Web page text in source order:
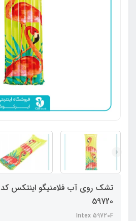
تشک روی آب فلامنیگو اینتکس کد
59720
Intex 59720F